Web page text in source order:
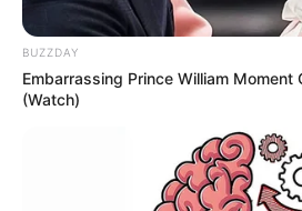
BUZZDAY
Embarrassing Prince William Moment
(Watch)